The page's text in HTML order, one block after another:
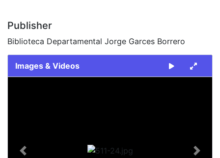
Publisher
Biblioteca Departamental Jorge Garces Borrero
Images & Videos
Previous Next